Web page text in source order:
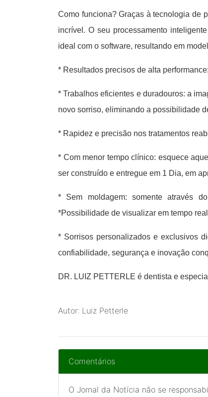
Como funciona? Graças à tecnologia de
incrível. O seu processamento
ideal com o software, resultando em
* Resultados precisos de alta
* Trabalhos eficientes e duradouros: a
novo sorriso, eliminando a possibilidade
* Rapidez e precisão nos tratamentos
* Com menor tempo clínico: esquece
ser construído e entregue em 1 Dia, em
* Sem moldagem: somente através
*Possibilidade de visualizar em tempo
* Sorrisos personalizados e exclusivos
confiabilidade, segurança e inovação
DR. LUIZ PETTERLE é dentista e
Autor: Luiz Petterle
Comentários
O Jornal da Notícia não se